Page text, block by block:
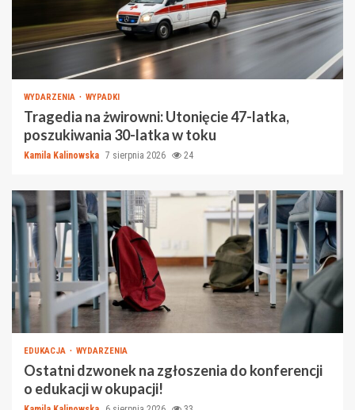
WYDARZENIA WYPADKI
Tragedia na żwirowni: Utonięcie 47-latka,
poszukiwania 30-latka w toku
Kamila Kalinowska 7 sierpnia 2026 24
EDUKACJA WYDARZENIA
Ostatni dzwonek na zgłoszenia do konferencji
o edukacji w okupacji!